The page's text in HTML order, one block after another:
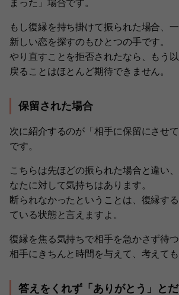
まった」場合です。
もし復縁を持ち掛けて振られた場合、
新しい恋を探すのもひとつの手です。
やり直すことを拒否されたなら、もう
戻ることはほとんど期待できません。
保留された場合
次に紹介するのが「相手に保留にさせ
です。
こちらは先ほどの振られた場合と違い
なたに対して気持ちはあります。
断られなかったということは、復縁す
ている状態と言えますよ。
復縁を焦る気持ちで相手を急かさず待
相手にきちんと時間を与えて、考えても
答えをくれず「ありがとう」と